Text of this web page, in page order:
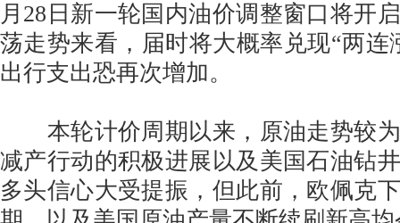
月28日新一轮国内油价调整窗口将开
荡走势来看，届时将大概率兑现“两连
出行支出恐再次增加。
本轮计价周期以来，原油走势较为
减产行动的积极进展以及美国石油钻
多头信心大受提振，但此前，欧佩克